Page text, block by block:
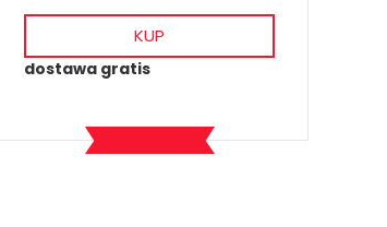
KUP
dostawa gratis